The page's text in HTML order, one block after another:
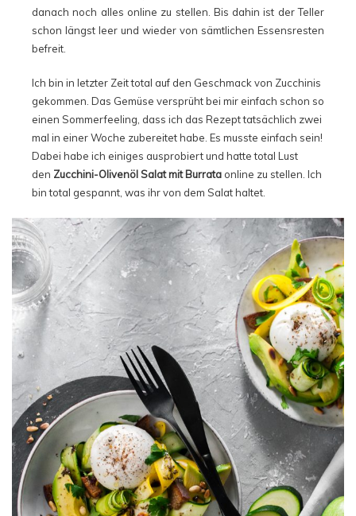
danach noch alles online zu stellen. Bis dahin ist der Teller
schon längst leer und wieder von sämtlichen Essensresten
befreit.
Ich bin in letzter Zeit total auf den Geschmack von Zucchinis
gekommen. Das Gemüse versprüht bei mir einfach schon so
einen Sommerfeeling, dass ich das Rezept tatsächlich zwei
mal in einer Woche zubereitet habe. Es musste einfach sein!
Dabei habe ich einiges ausprobiert und hatte total Lust
den Zucchini-Olivenöl Salat mit Burrata online zu stellen. Ich
bin total gespannt, was ihr von dem Salat haltet.